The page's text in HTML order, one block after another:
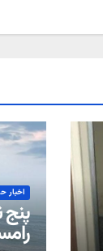
اخبار